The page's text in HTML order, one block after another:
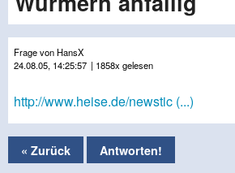
Frage von HansX
24.08.05, 14:25:57 | 1858x gelesen
http://www.heise.de/newstic (...)
« Zurück Antworten!